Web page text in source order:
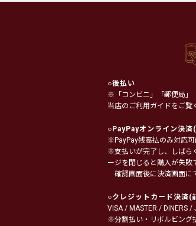
○後払い
※「コンビニ」「郵便局」
当店のご利用ガイドをご
○ PayPayオンライン決済
※PayPay残高払のみ対応可
※支払いが完了し、しばら
ージを閉じると購入が失敗
確認画面後に決済画面に
○クレジットカード決済(
VISA / MASTER / DINERS /
※分割払い・リボルビング